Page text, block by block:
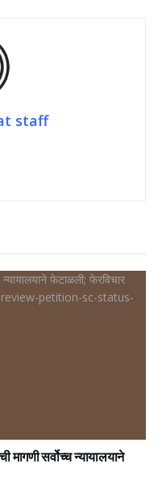
staff
मागणी सर्वोच्च न्यायालयाने